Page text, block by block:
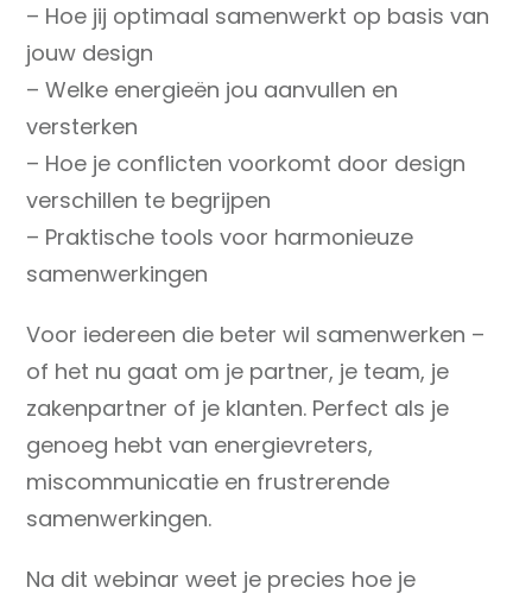
– Hoe jij optimaal samenwerkt op basis van
jouw design
– Welke energieën jou aanvullen en
versterken
– Hoe je conflicten voorkomt door design
verschillen te begrijpen
– Praktische tools voor harmonieuze
samenwerkingen
Voor iedereen die beter wil samenwerken –
of het nu gaat om je partner, je team, je
zakenpartner of je klanten. Perfect als je
genoeg hebt van energievreters,
miscommunicatie en frustrerende
samenwerkingen.
Na dit webinar weet je precies hoe je